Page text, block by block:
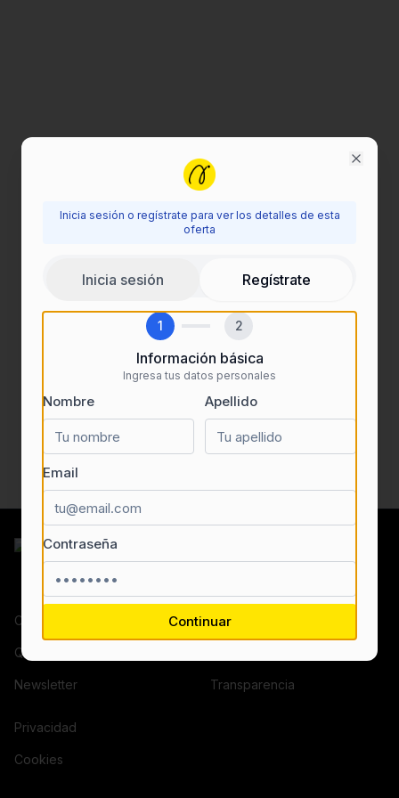
Inicia sesión para ver esta oferta
detalles de las ofertas de empleo.
Contacto
Quiénes somos
Newsletter
¿Eres una empresa?
Transparencia
Privacidad
Cookies
Inicia sesión o regístrate para ver los detalles de esta
oferta
Inicia sesión Regístrate
1 2
Información básica
Ingresa tus datos personales
Nombre Apellido
Email
Contraseña
Continuar